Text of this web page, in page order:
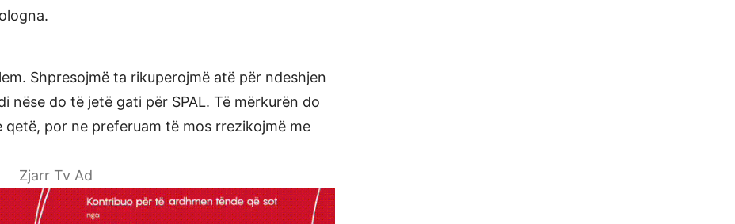
Shpresojmë ta rikuperojmë atë për ndeshjen
nëse do të jetë gati për SPAL. Të mërkurën do
por ne preferuam të mos rrezikojmë me
Zjarr Tv Ad